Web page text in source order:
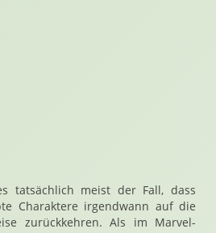
tatsächlich meist der Fall, dass
Charaktere irgendwann auf die
zurückkehren. Als im Marvel-